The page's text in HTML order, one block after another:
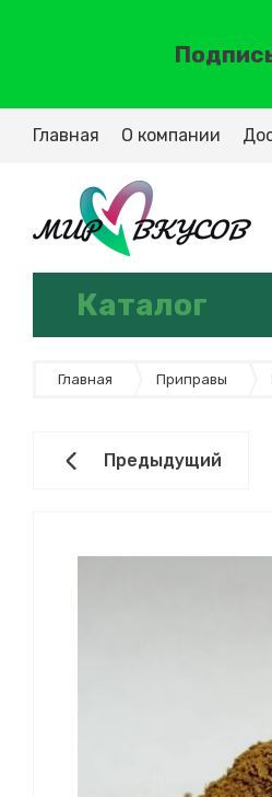
Главная О компании
Каталог
Главная Приправы
Предыдущий